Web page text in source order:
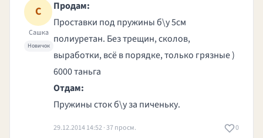
С
Сашка
Новичок
Продам:
Проставки под пружины б\у 5см
полиуретан. Без трещин, сколов,
выработки, всё в порядке, только грязные )
6000 таньга
Отдам:
Пружины сток б\у за пиченьку.
29.12.2014 14:52 · 37 просм. 0